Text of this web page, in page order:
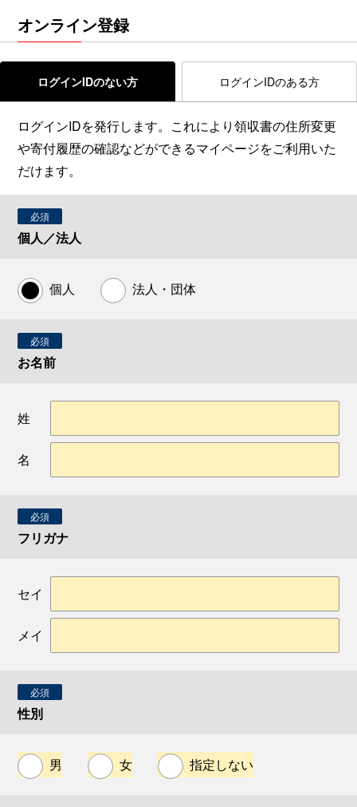
オンライン登録
ログインIDのない方 ログインIDのある方
ログインIDを発行します。これにより領収書の住所変更
や寄付履歴の確認などができるマイページをご利用いた
だけます。
必須
個人／法人
個人 法人・団体
必須
お名前
姓
名
必須
フリガナ
セイ
メイ
必須
性別
男 女 指定しない